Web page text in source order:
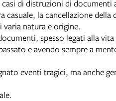
di distruzioni di documenti
la cancellazione della
natura e origine.
spesso legati alla
e avendo sempre a
eventi tragici, ma anche